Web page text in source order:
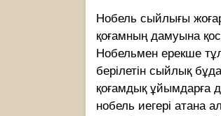
Нобель сыйлығы
қоғамның дамуына
Нобельмен ерекше
берілетін сыйлық
қоғамдық ұйымдарға
нобель иегері атана